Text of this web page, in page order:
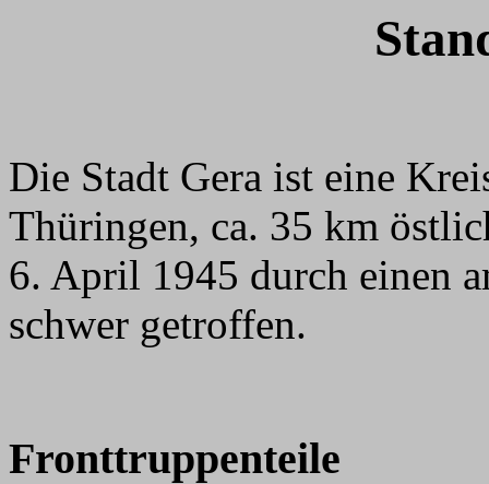
Die Stadt Gera ist eine
Thüringen, ca. 35 km
6. April 1945 durch einen
schwer getroffen.
Fronttruppenteile